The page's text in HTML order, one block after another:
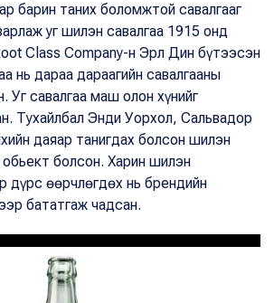
барин таних боломжтой савалгааг
уг шилэн савалгаа 1915 онд
Class Company-н Эрл Дин бүтээсэн
нь дараа дараагийн савалгааны
Уг савалгаа маш олон хүнийг
Тухайлбал Энди Уорхол, Сальвадор
даяар танигдах болсон шилэн
обьект болсон. Харин шилэн
дүрс өөрчлөгдөх нь брендийн
бататгаж чадсан.